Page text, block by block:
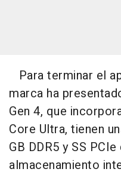
Para terminar el
marca ha
Gen 4, que
Core Ultra, tienen
GB DDR5 y SS
almacenamiento